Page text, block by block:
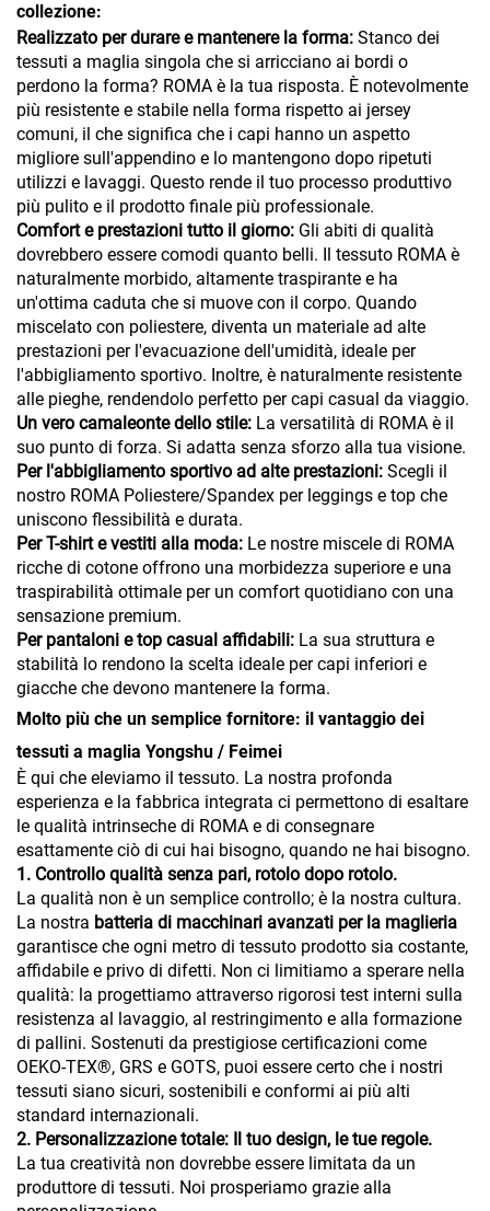
collezione:
Realizzato per durare e mantenere la forma: Stanco dei
tessuti a maglia singola che si arricciano ai bordi o
perdono la forma? ROMA è la tua risposta. È notevolmente
più resistente e stabile nella forma rispetto ai jersey
comuni, il che significa che i capi hanno un aspetto
migliore sull'appendino e lo mantengono dopo ripetuti
utilizzi e lavaggi. Questo rende il tuo processo produttivo
più pulito e il prodotto finale più professionale.
Comfort e prestazioni tutto il giorno: Gli abiti di qualità
dovrebbero essere comodi quanto belli. Il tessuto ROMA è
naturalmente morbido, altamente traspirante e ha
un'ottima caduta che si muove con il corpo. Quando
miscelato con poliestere, diventa un materiale ad alte
prestazioni per l'evacuazione dell'umidità, ideale per
l'abbigliamento sportivo. Inoltre, è naturalmente resistente
alle pieghe, rendendolo perfetto per capi casual da viaggio.
Un vero camaleonte dello stile: La versatilità di ROMA è il
suo punto di forza. Si adatta senza sforzo alla tua visione.
Per l'abbigliamento sportivo ad alte prestazioni: Scegli il
nostro ROMA Poliestere/Spandex per leggings e top che
uniscono flessibilità e durata.
Per T-shirt e vestiti alla moda: Le nostre miscele di ROMA
ricche di cotone offrono una morbidezza superiore e una
traspirabilità ottimale per un comfort quotidiano con una
sensazione premium.
Per pantaloni e top casual affidabili: La sua struttura e
stabilità lo rendono la scelta ideale per capi inferiori e
giacche che devono mantenere la forma.
Molto più che un semplice fornitore: il vantaggio dei
tessuti a maglia Yongshu / Feimei
È qui che eleviamo il tessuto. La nostra profonda
esperienza e la fabbrica integrata ci permettono di esaltare
le qualità intrinseche di ROMA e di consegnare
esattamente ciò di cui hai bisogno, quando ne hai bisogno.
1. Controllo qualità senza pari, rotolo dopo rotolo.
La qualità non è un semplice controllo; è la nostra cultura.
La nostra batteria di macchinari avanzati per la maglieria
garantisce che ogni metro di tessuto prodotto sia costante,
affidabile e privo di difetti. Non ci limitiamo a sperare nella
qualità: la progettiamo attraverso rigorosi test interni sulla
resistenza al lavaggio, al restringimento e alla formazione
di pallini. Sostenuti da prestigiose certificazioni come
OEKO-TEX®, GRS e GOTS, puoi essere certo che i nostri
tessuti siano sicuri, sostenibili e conformi ai più alti
standard internazionali.
2. Personalizzazione totale: Il tuo design, le tue regole.
La tua creatività non dovrebbe essere limitata da un
produttore di tessuti. Noi prosperiamo grazie alla